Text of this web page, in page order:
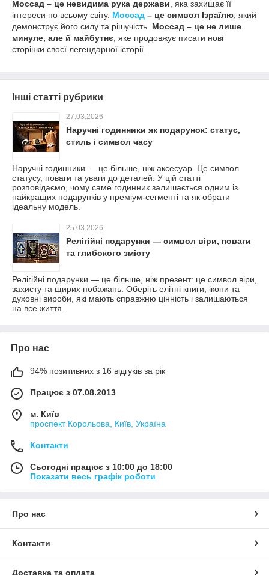
Моссад – це невидима рука держави , яка захищає її
інтереси по всьому світу. Моссад – це символ Ізраїлю , який
демонструє його силу та рішучість. Моссад – це не лише
минуле, але й майбутнє , яке продовжує писати нові
сторінки своєї легендарної історії.
Інші статті рубрики
27.03.2026
Наручні годинники як подарунок: статус,
стиль і символ часу
Наручні годинники — це більше, ніж аксесуар. Це символ
статусу, поваги та уваги до деталей. У цій статті
розповідаємо, чому саме годинник залишається одним із
найкращих подарунків у преміум-сегменті та як обрати
ідеальну модель.
25.03.2026
Релігійні подарунки — символ віри, поваги
та глибокого змісту
Релігійні подарунки — це більше, ніж презент: це символ віри,
захисту та щирих побажань. Оберіть елітні книги, ікони та
духовні вироби, які мають справжню цінність і залишаються
на все життя.
Про нас
94% позитивних з 16 відгуків за рік
Працює з 07.08.2013
м. Київ
проспект Корольова, Київ, Україна
Контакти
Сьогодні працює з 10:00 до 18:00
Показати весь графік роботи
Про нас
Контакти
Доставка та оплата